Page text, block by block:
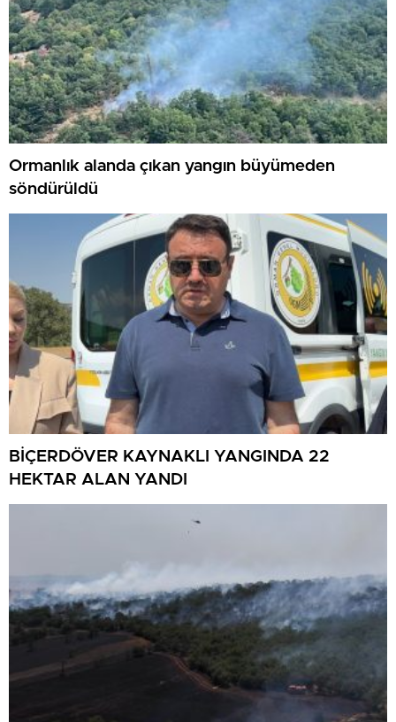
Ormanlık alanda çıkan yangın büyümeden
söndürüldü
BİÇERDÖVER KAYNAKLI YANGINDA 22
HEKTAR ALAN YANDI